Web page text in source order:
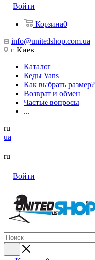
Войти
Корзина0
info@unitedshop.com.ua
г. Киев
Каталог
Кеды Vans
Как выбрать размер?
Возврат и обмен
Частые вопросы
...
ru
ua
ru
Войти